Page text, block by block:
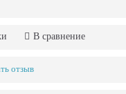
В сравнение
отзыв